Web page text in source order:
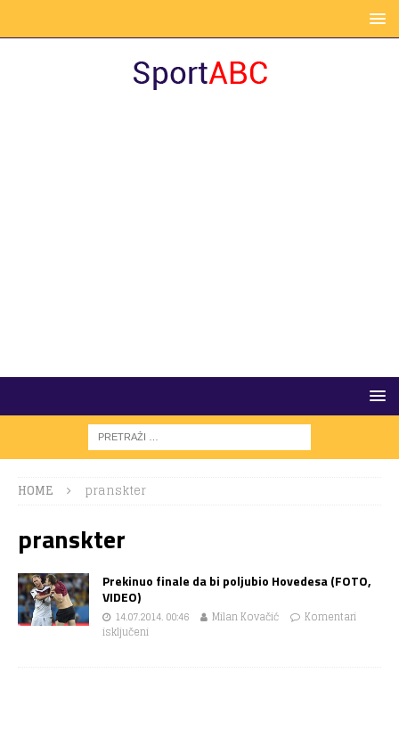
HOME pranskter
pranskter
Prekinuo finale da bi poljubio Hovedesa (FOTO,
VIDEO)
14.07.2014. 00:46 Milan Kovačić
Komentari
isključeni